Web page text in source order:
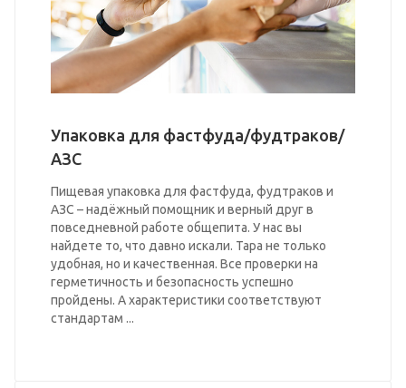
Упаковка для фастфуда/фудтраков/
АЗС
Пищевая упаковка для фастфуда, фудтраков и
АЗС – надёжный помощник и верный друг в
повседневной работе общепита. У нас вы
найдете то, что давно искали. Тара не только
удобная, но и качественная. Все проверки на
герметичность и безопасность успешно
пройдены. А характеристики соответствуют
стандартам ...